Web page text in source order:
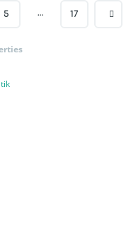
5 … 17